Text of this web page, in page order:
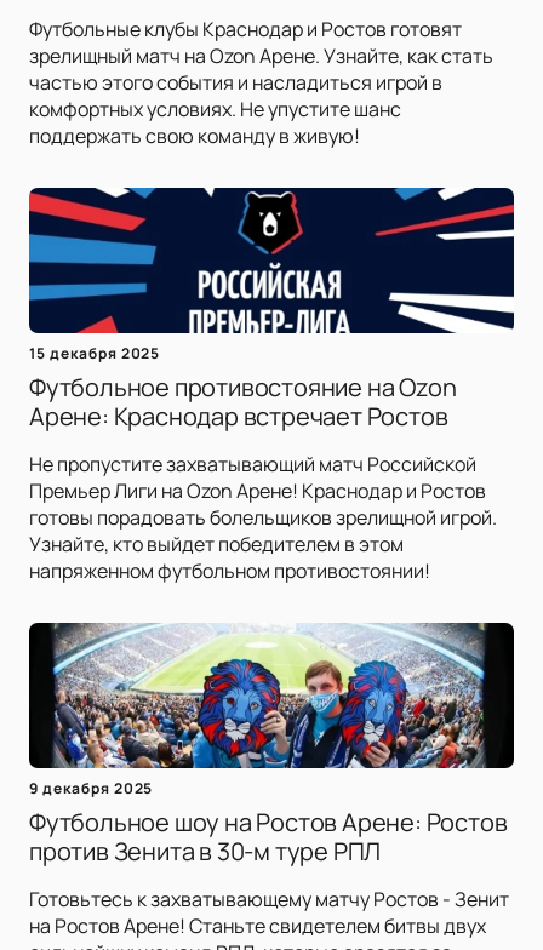
Футбольные клубы Краснодар и Ростов готовят
зрелищный матч на Ozon Арене. Узнайте, как стать
частью этого события и насладиться игрой в
комфортных условиях. Не упустите шанс
поддержать свою команду в живую!
15 декабря 2025
Футбольное противостояние на Ozon
Арене: Краснодар встречает Ростов
Не пропустите захватывающий матч Российской
Премьер Лиги на Ozon Арене! Краснодар и Ростов
готовы порадовать болельщиков зрелищной игрой.
Узнайте, кто выйдет победителем в этом
напряженном футбольном противостоянии!
9 декабря 2025
Футбольное шоу на Ростов Арене: Ростов
против Зенита в 30-м туре РПЛ
Готовьтесь к захватывающему матчу Ростов - Зенит
на Ростов Арене! Станьте свидетелем битвы двух